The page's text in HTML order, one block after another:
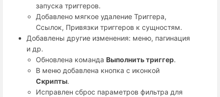
запуска триггеров.
Добавлено мягкое удаление Триггера,
Ссылок, Привязки триггеров к сущностям.
Добавлены другие изменения: меню, пагинация
и др.
Обновлена команда Выполнить триггер.
В меню добавлена кнопка с иконкой
Скрипты.
Исправлен сброс параметров фильтра для